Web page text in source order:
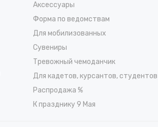
Аксессуары
Форма по ведомствам
Для мобилизованных
Сувениры
Тревожный чемоданчик
Для кадетов, курсантов, студентов
Распродажа %
К празднику 9 Мая